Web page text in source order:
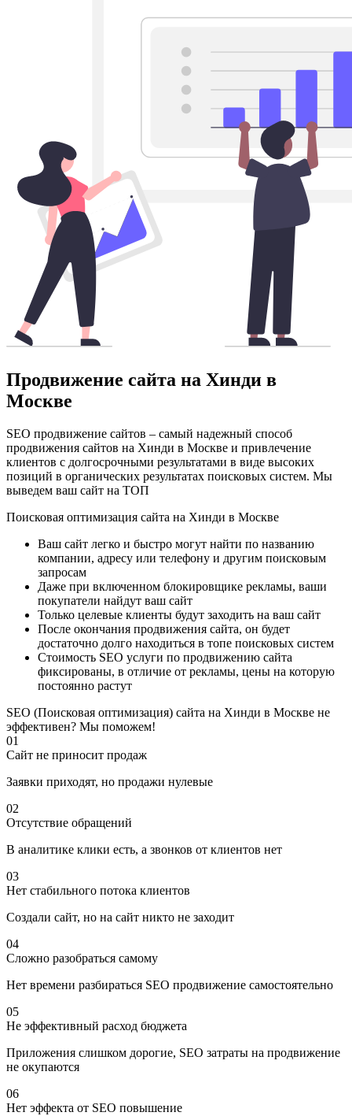
Продвижение сайта на Хинди в
Москве
SEO продвижение сайтов – самый надежный способ
продвижения сайтов на Хинди в Москве и привлечение
клиентов с долгосрочными результатами в виде высоких
позиций в органических результатах поисковых систем. Мы
выведем ваш сайт на ТОП
Поисковая оптимизация сайта на Хинди в Москве
Ваш сайт легко и быстро могут найти по названию
компании, адресу или телефону и другим поисковым
запросам
Даже при включенном блокировщике рекламы, ваши
покупатели найдут ваш сайт
Только целевые клиенты будут заходить на ваш сайт
После окончания продвижения сайта, он будет
достаточно долго находиться в топе поисковых систем
Стоимость SEO услуги по продвижению сайта
фиксированы, в отличие от рекламы, цены на которую
постоянно растут
SEO (Поисковая оптимизация) сайта на Хинди в Москве не
эффективен? Мы поможем!
01
Сайт не приносит продаж
Заявки приходят, но продажи нулевые
02
Отсутствие обращений
В аналитике клики есть, а звонков от клиентов нет
03
Нет стабильного потока клиентов
Создали сайт, но на сайт никто не заходит
04
Сложно разобраться самому
Нет времени разбираться SEO продвижение самостоятельно
05
Не эффективный расход бюджета
Приложения слишком дорогие, SEO затраты на продвижение
не окупаются
06
Нет эффекта от SEO повышение